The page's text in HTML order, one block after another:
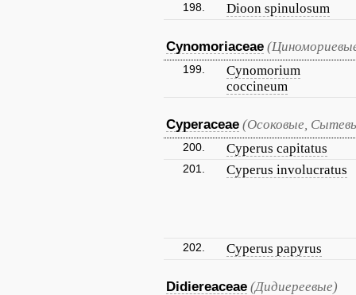
198. Dioon spinulosum
Cynomoriaceae
199.
Cynomorium
coccineum
Cyperaceae (Осоковые,
200. Cyperus capitatus
201. Cyperus involucratus
202. Cyperus papyrus
Didiereaceae (Дидиереевые)